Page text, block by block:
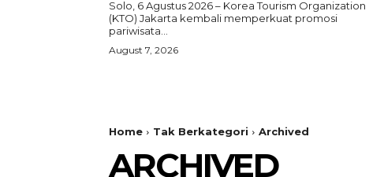
Solo, 6 Agustus 2026 – Korea Tourism Organization
(KTO) Jakarta kembali memperkuat promosi
pariwisata...
August 7, 2026